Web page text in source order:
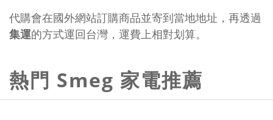
代購會在國外網站訂購商品並寄到當地地址，再透過
集運的方式運回台灣，運費上相對划算。
熱門 Smeg 家電推薦